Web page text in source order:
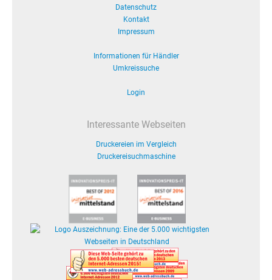
Datenschutz
Kontakt
Impressum
Informationen für Händler
Umkreissuche
Login
Interessante Webseiten
Druckereien im Vergleich
Druckereisuchmaschine